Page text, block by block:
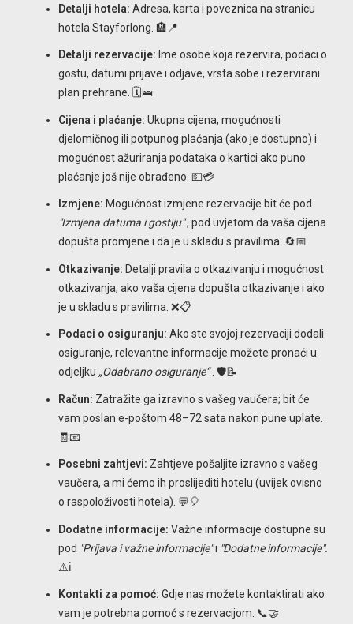
Detalji hotela: Adresa, karta i poveznica na stranicu
hotela Stayforlong. 🏨📍
Detalji rezervacije: Ime osobe koja rezervira, podaci o
gostu, datumi prijave i odjave, vrsta sobe i rezervirani
plan prehrane. 🗓️🛌
Cijena i plaćanje: Ukupna cijena, mogućnosti
djelomičnog ili potpunog plaćanja (ako je dostupno) i
mogućnost ažuriranja podataka o kartici ako puno
plaćanje još nije obrađeno. 💵💳
Izmjene: Mogućnost izmjene rezervacije bit će pod
"Izmjena datuma i gostiju", pod uvjetom da vaša cijena
dopušta promjene i da je u skladu s pravilima. 🔄📅
Otkazivanje: Detalji pravila o otkazivanju i mogućnost
otkazivanja, ako vaša cijena dopušta otkazivanje i ako
je u skladu s pravilima. ❌📋
Podaci o osiguranju: Ako ste svojoj rezervaciji dodali
osiguranje, relevantne informacije možete pronaći u
odjeljku „Odabrano osiguranje“. 🛡️📝
Račun: Zatražite ga izravno s vašeg vaučera; bit će
vam poslan e-poštom 48–72 sata nakon pune uplate.
🧾📧
Posebni zahtjevi: Zahtjeve pošaljite izravno s vašeg
vaučera, a mi ćemo ih proslijediti hotelu (uvijek ovisno
o raspoloživosti hotela). 💬🎈
Dodatne informacije: Važne informacije dostupne su
pod "Prijava i važne informacije"i "Dodatne informacije".
⚠️ℹ️
Kontakti za pomoć: Gdje nas možete kontaktirati ako
vam je potrebna pomoć s rezervacijom. 📞🤝